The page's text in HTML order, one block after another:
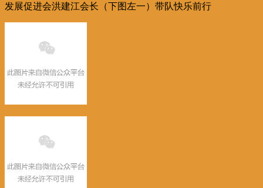
发展促进会洪建江会长（下图左一）带队快乐前行